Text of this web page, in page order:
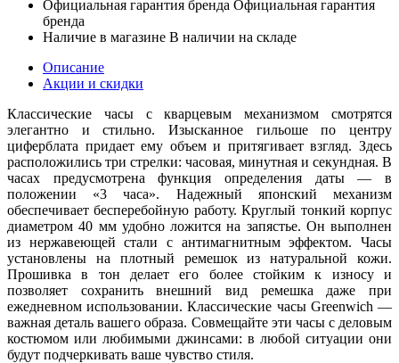
Официальная гарантия бренда Официальная гарантия
бренда
Наличие в магазине В наличии на складе
Описание
Акции и скидки
Классические часы с кварцевым механизмом смотрятся
элегантно и стильно. Изысканное гильоше по центру
циферблата придает ему объем и притягивает взгляд. Здесь
расположились три стрелки: часовая, минутная и секундная. В
часах предусмотрена функция определения даты — в
положении «3 часа». Надежный японский механизм
обеспечивает бесперебойную работу. Круглый тонкий корпус
диаметром 40 мм удобно ложится на запястье. Он выполнен
из нержавеющей стали с антимагнитным эффектом. Часы
установлены на плотный ремешок из натуральной кожи.
Прошивка в тон делает его более стойким к износу и
позволяет сохранить внешний вид ремешка даже при
ежедневном использовании. Классические часы Greenwich —
важная деталь вашего образа. Совмещайте эти часы с деловым
костюмом или любимыми джинсами: в любой ситуации они
будут подчеркивать ваше чувство стиля.